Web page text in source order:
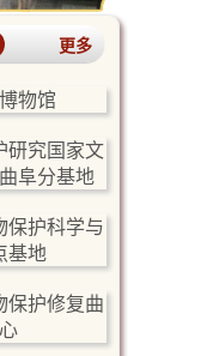
更多